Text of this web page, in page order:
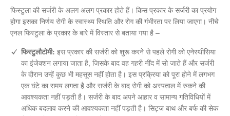
फिस्टुला की सर्जरी के अलग अलग प्रकार होते हैं। किस प्रकार के सर्जरी का प्रयोग
होगा इसका निर्णय रोगी के स्वास्थ्य स्थिति और रोग की गंभीरता पर लिया जाएगा। नीचे
एनल फिस्टुला के प्रकार के बारे में विस्तार से बताया गया है –
फिस्टुलौटोमी: इस प्रकार की सर्जरी को शुरू करने से पहले रोगी को एनेस्थीसिया
का इंजेक्शन लगाया जाता है, जिसके बाद वह गहरी नींद में सो जाते हैं और सर्जरी
के दौरान उन्हें कुछ भी महसूस नहीं होता है। इस प्रक्रिया को पूरा होने में लगभग
एक घंटे का समय लगता है और सर्जरी के बाद रोगी को अस्पताल में रुकने की
आवश्यकता नहीं पड़ती है। सर्जरी के बाद अपने आहार व सामान्य गतिविधियों में
अधिक बदलाव करने की आवश्यकता नहीं पड़ती है। सिट्ज बाथ और बर्फ की सेक